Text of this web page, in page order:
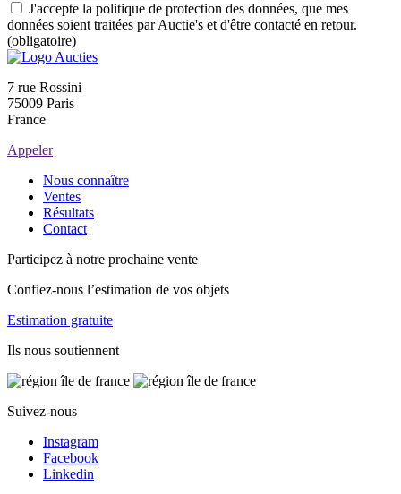
J'accepte la politique de protection des données, que mes
données soient traitées par Auctie's et d'être contacté en retour.
(obligatoire)
7 rue Rossini
75009 Paris
France
Appeler
Nous connaître
Ventes
Résultats
Contact
Participez à notre prochaine vente
Confiez-nous l’estimation de vos objets
Estimation gratuite
Ils nous soutiennent
Suivez-nous
Instagram
Facebook
Linkedin